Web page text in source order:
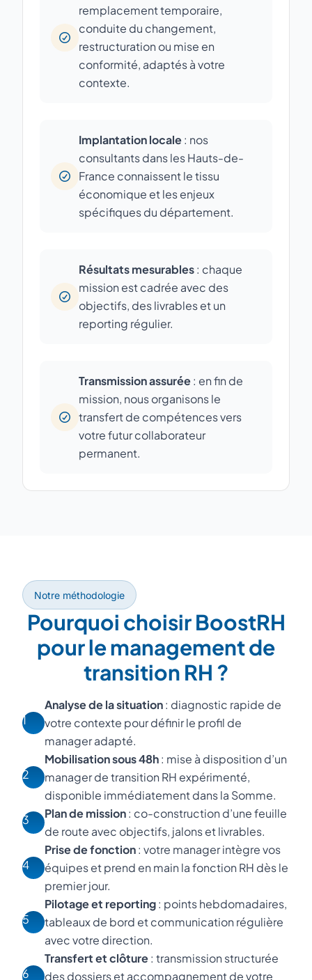
remplacement temporaire,
conduite du changement,
restructuration ou mise en
conformité, adaptés à votre
contexte.
Implantation locale: nos
consultants dans les Hauts-de-
France connaissent le tissu
économique et les enjeux
spécifiques du département.
Résultats mesurables: chaque
mission est cadrée avec des
objectifs, des livrables et un
reporting régulier.
Transmission assurée: en fin de
mission, nous organisons le
transfert de compétences vers
votre futur collaborateur
permanent.
Notre méthodologie
Pourquoi choisir BoostRH
pour le management de
transition RH ?
1
Analyse de la situation: diagnostic rapide de
votre contexte pour définir le profil de
manager adapté.
2
Mobilisation sous 48h: mise à disposition d’un
manager de transition RH expérimenté,
disponible immédiatement dans la Somme.
3
Plan de mission: co-construction d’une feuille
de route avec objectifs, jalons et livrables.
4
Prise de fonction: votre manager intègre vos
équipes et prend en main la fonction RH dès le
premier jour.
5
Pilotage et reporting: points hebdomadaires,
tableaux de bord et communication régulière
avec votre direction.
6
Transfert et clôture: transmission structurée
des dossiers et accompagnement de votre